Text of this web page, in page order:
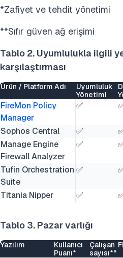
*Zafiyet ve tehdit yönetimi
**Sıfır güven ağ erişimi
Tablo 2. Uyumlulukla ilgili
karşılaştırması
Ürün / Platform Adı
Uyumluluk
Yönetimi
FireMon Policy
Manager
✅
Sophos Central ✅
Manage Engine
Firewall Analyzer
✅
Tufin Orchestration
Suite
✅
Titania Nipper ✅
Tablo 3. Pazar varlığı
Yazılım
Kullanıcı
Puanı*
Çalışan
sayısı**